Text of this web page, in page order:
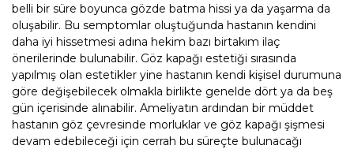
belli bir süre boyunca gözde batma hissi ya da yaşarma da
oluşabilir. Bu semptomlar oluştuğunda hastanın kendini
daha iyi hissetmesi adına hekim bazı birtakım ilaç
önerilerinde bulunabilir. Göz kapağı estetiği sırasında
yapılmış olan estetikler yine hastanın kendi kişisel durumuna
göre değişebilecek olmakla birlikte genelde dört ya da beş
gün içerisinde alınabilir. Ameliyatın ardından bir müddet
hastanın göz çevresinde morluklar ve göz kapağı şişmesi
devam edebileceği için cerrah bu süreçte bulunacağı